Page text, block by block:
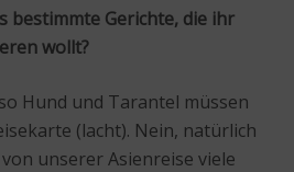
bestimmte Gerichte, die ihr
wollt?
Hund und Tarantel müssen
(lacht). Nein, natürlich
unserer Asienreise viele